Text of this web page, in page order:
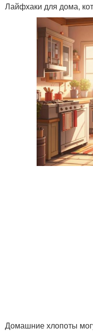
Лайфхаки для дома,
Домашние хлопоты